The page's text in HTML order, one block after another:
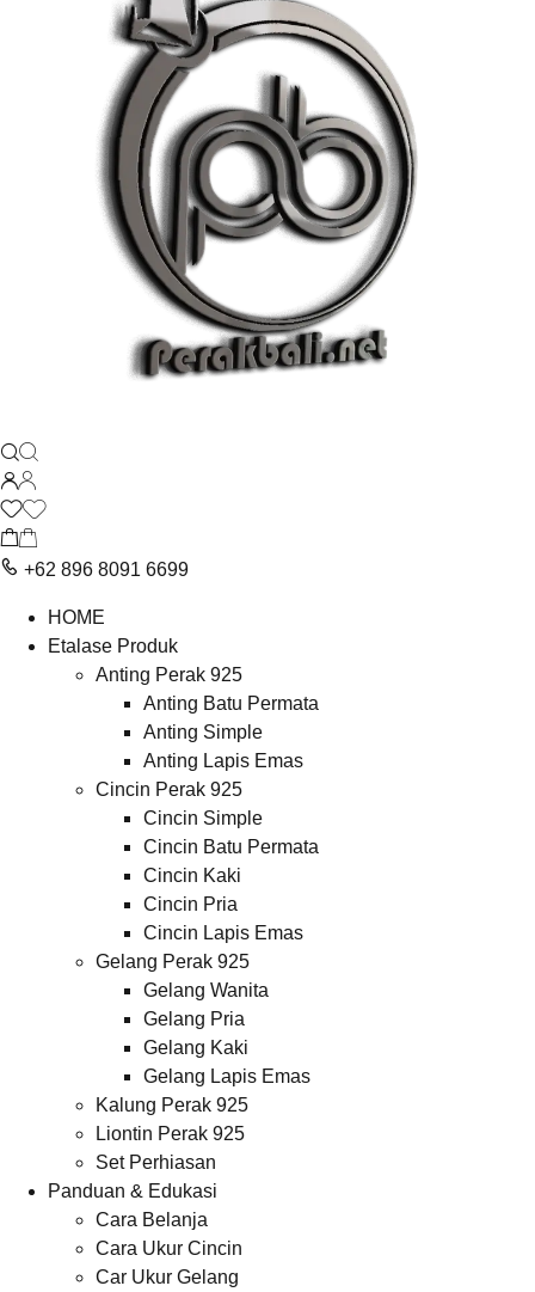
+62 896 8091 6699
HOME
Etalase Produk
Anting Perak 925
Anting Batu Permata
Anting Simple
Anting Lapis Emas
Cincin Perak 925
Cincin Simple
Cincin Batu Permata
Cincin Kaki
Cincin Pria
Cincin Lapis Emas
Gelang Perak 925
Gelang Wanita
Gelang Pria
Gelang Kaki
Gelang Lapis Emas
Kalung Perak 925
Liontin Perak 925
Set Perhiasan
Panduan & Edukasi
Cara Belanja
Cara Ukur Cincin
Car Ukur Gelang